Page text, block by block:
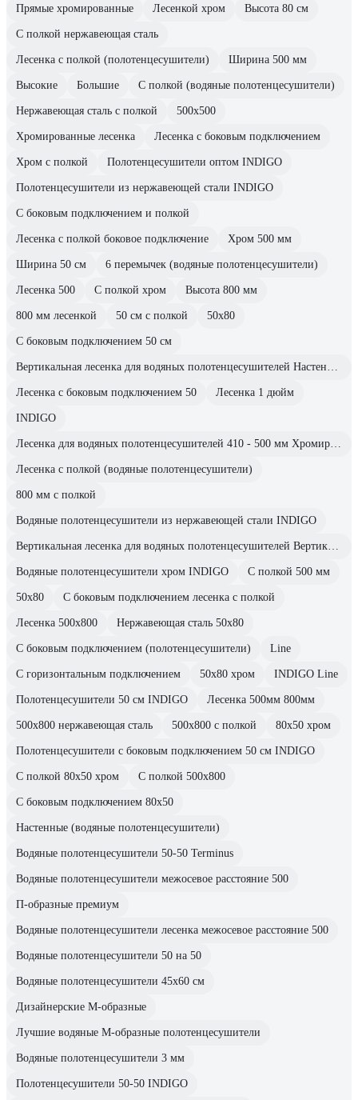
Прямые хромированные Лесенкой хром Высота 80 см
С полкой нержавеющая сталь
Лесенка с полкой (полотенцесушители) Ширина 500 мм
Высокие Большие С полкой (водяные полотенцесушители)
Нержавеющая сталь с полкой 500x500
Хромированные лесенка Лесенка с боковым подключением
Хром с полкой Полотенцесушители оптом INDIGO
Полотенцесушители из нержавеющей стали INDIGO
С боковым подключением и полкой
Лесенка с полкой боковое подключение Хром 500 мм
Ширина 50 см 6 перемычек (водяные полотенцесушители)
Лесенка 500 С полкой хром Высота 800 мм
800 мм лесенкой 50 см с полкой 50x80
С боковым подключением 50 см
Вертикальная лесенка для водяных полотенцесушителей Настенные
Лесенка с боковым подключением 50 Лесенка 1 дюйм
INDIGO
Лесенка для водяных полотенцесушителей 410 - 500 мм Хромированные
Лесенка с полкой (водяные полотенцесушители)
800 мм с полкой
Водяные полотенцесушители из нержавеющей стали INDIGO
Вертикальная лесенка для водяных полотенцесушителей Вертикальная установка
Водяные полотенцесушители хром INDIGO С полкой 500 мм
50х80 С боковым подключением лесенка с полкой
Лесенка 500х800 Нержавеющая сталь 50х80
С боковым подключением (полотенцесушители) Line
С горизонтальным подключением 50х80 хром INDIGO Line
Полотенцесушители 50 см INDIGO Лесенка 500мм 800мм
500х800 нержавеющая сталь 500х800 с полкой 80х50 хром
Полотенцесушители с боковым подключением 50 см INDIGO
С полкой 80х50 хром С полкой 500х800
С боковым подключением 80х50
Настенные (водяные полотенцесушители)
Водяные полотенцесушители 50-50 Terminus
Водяные полотенцесушители межосевое расстояние 500
П-образные премиум
Водяные полотенцесушители лесенка межосевое расстояние 500
Водяные полотенцесушители 50 на 50
Водяные полотенцесушители 45х60 см
Дизайнерские М-образные
Лучшие водяные М-образные полотенцесушители
Водяные полотенцесушители 3 мм
Полотенцесушители 50-50 INDIGO